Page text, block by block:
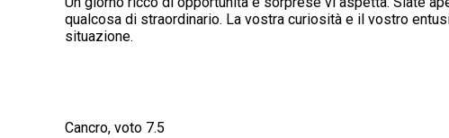
qualcosa di straordinario. La vostra curiosità e il vostro
situazione.
Cancro, voto 7.5